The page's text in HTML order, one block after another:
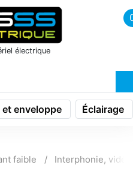
électrique
enveloppe Éclairage
faible Interphonie,